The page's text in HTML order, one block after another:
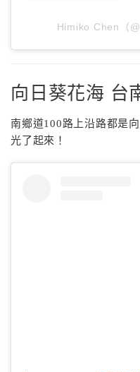
Himiko Chen（
向日葵花海 台
南鄉道100路上沿路都是
光了起來！